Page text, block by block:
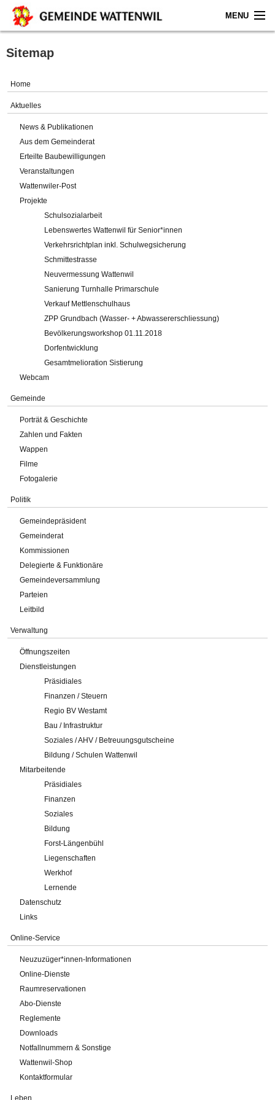
MENU
Home
Gemeinde
Verwaltung
Online-Service
Impressum
Sitemap
Home
Aktuelles
News & Publikationen
Aus dem Gemeinderat
Erteilte Baubewilligungen
Veranstaltungen
Wattenwiler-Post
Projekte
Schulsozialarbeit
Lebenswertes Wattenwil für Senior*innen
Verkehrsrichtplan inkl. Schulwegsicherung
Schmittestrasse
Neuvermessung Wattenwil
Sanierung Turnhalle Primarschule
Verkauf Mettlenschulhaus
ZPP Grundbach (Wasser- + Abwassererschliessung)
Bevölkerungsworkshop 01.11.2018
Dorfentwicklung
Gesamtmelioration Sistierung
Webcam
Gemeinde
Porträt & Geschichte
Zahlen und Fakten
Wappen
Filme
Fotogalerie
Politik
Gemeindepräsident
Gemeinderat
Kommissionen
Delegierte & Funktionäre
Gemeindeversammlung
Parteien
Leitbild
Verwaltung
Öffnungszeiten
Dienstleistungen
Präsidiales
Finanzen / Steuern
Regio BV Westamt
Bau / Infrastruktur
Soziales / AHV / Betreuungsgutscheine
Bildung / Schulen Wattenwil
Mitarbeitende
Präsidiales
Finanzen
Soziales
Bildung
Forst-Längenbühl
Liegenschaften
Werkhof
Lernende
Datenschutz
Links
Online-Service
Neuzuzüger*innen-Informationen
Online-Dienste
Raumreservationen
Abo-Dienste
Reglemente
Downloads
Notfallnummern & Sonstige
Wattenwil-Shop
Kontaktformular
Leben